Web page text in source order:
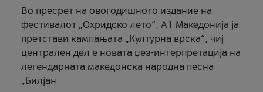
Во пресрет на овогодишното издание на
фестивалот „Охридско лето“, А1 Македонија ја
претстави кампањата „Културна врска“, чиј
централен дел е новата џез-интерпретација на
легендарната македонска народна песна
„Билјан